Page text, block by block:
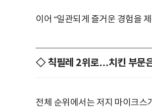
이어 “일관되게 즐거운 경험을
◇ 칙필레 2위로…치킨 부문
전체 순위에서는 저지 마이크스